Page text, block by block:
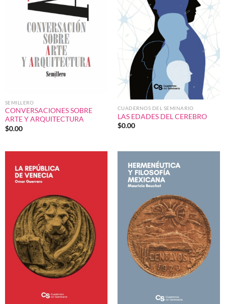
SEMILLERO
CONVERSACIONES SOBRE
ARTE Y ARQUITECTURA
$0.00
CUADERNOS DEL SEMINARIO
LAS EDADES DEL CEREBRO
$0.00